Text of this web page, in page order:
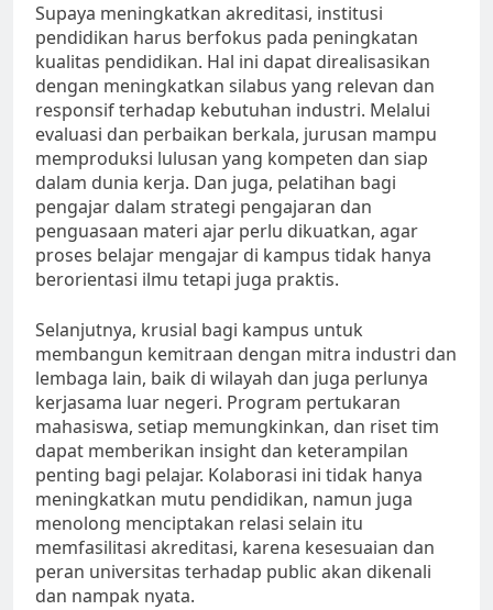
Supaya meningkatkan akreditasi, institusi
pendidikan harus berfokus pada peningkatan
kualitas pendidikan. Hal ini dapat direalisasikan
dengan meningkatkan silabus yang relevan dan
responsif terhadap kebutuhan industri. Melalui
evaluasi dan perbaikan berkala, jurusan mampu
memproduksi lulusan yang kompeten dan siap
dalam dunia kerja. Dan juga, pelatihan bagi
pengajar dalam strategi pengajaran dan
penguasaan materi ajar perlu dikuatkan, agar
proses belajar mengajar di kampus tidak hanya
berorientasi ilmu tetapi juga praktis.
Selanjutnya, krusial bagi kampus untuk
membangun kemitraan dengan mitra industri dan
lembaga lain, baik di wilayah dan juga perlunya
kerjasama luar negeri. Program pertukaran
mahasiswa, setiap memungkinkan, dan riset tim
dapat memberikan insight dan keterampilan
penting bagi pelajar. Kolaborasi ini tidak hanya
meningkatkan mutu pendidikan, namun juga
menolong menciptakan relasi selain itu
memfasilitasi akreditasi, karena kesesuaian dan
peran universitas terhadap public akan dikenali
dan nampak nyata.